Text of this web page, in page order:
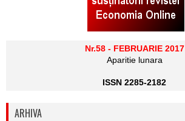
Nr.58 - FEBRUARIE 2017
Aparitie lunara
ISSN 2285-2182
ARHIVA